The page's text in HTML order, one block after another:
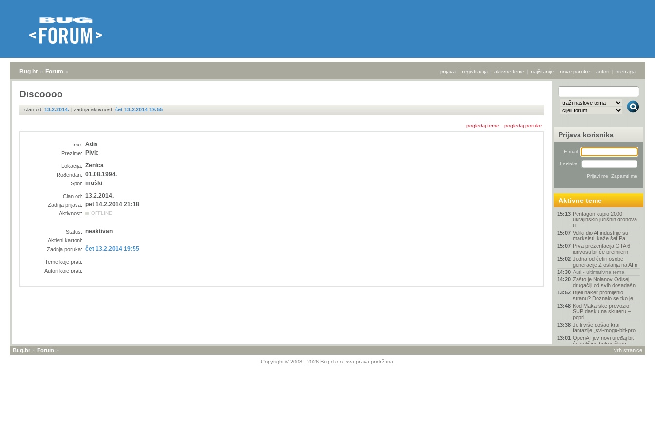
Bug.hr » Forum » prijava | registracija | aktivne teme | najčitanije | nove poruke | autori | pretraga
Discoooo
clan od: 13.2.2014. | zadnja aktivnost: čet 13.2.2014 19:55
pogledaj teme pogledaj poruke
Ime: Adis
Prezime: Pivic
Lokacija: Zenica
Rođendan: 01.08.1994.
Spol: muški
Clan od: 13.2.2014.
Zadnja prijava: pet 14.2.2014 21:18
Aktivnost: OFFLINE
Status: neaktivan
Aktivni kartoni:
Zadnja poruka: čet 13.2.2014 19:55
Teme koje prati:
Autori koje prati:
Prijava korisnika
E-mail:
Lozinka:
Aktivne teme
15:13 Pentagon kupio 2000
ukrajinskih jurišnih dronova
u
15:07 Veliki dio AI industrije su
marksisti, kaže šef Pa
15:07 Prva prezentacija GTA 6
igrivosti bit će premijern
15:02 Jedna od četiri osobe
generacije Z oslanja na AI n
14:30 Auti - ultimativna tema
14:20 Zašto je Nolanov Odisej
drugačiji od svih dosadašn
13:52 Bijeli haker promijenio
stranu? Doznalo se tko je
13:48 Kod Makarske prevozio
SUP dasku na skuteru –
popri
13:38 Je li više došao kraj
fantazije „svi-mogu-biti-pro
13:01 OpenAI-jev novi uređaj bit
će veličine hokejaškog
Grand Theft Auto (GTA VI) -
Rasprava
vrh stranice
Bug.hr » Forum »
Copyright © 2008 - 2026 Bug d.o.o. sva prava pridržana.